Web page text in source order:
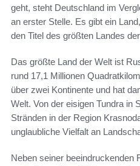
geht, steht Deutschland im
an erster Stelle. Es gibt ein
den Titel des größten Landes
Das größte Land der Welt ist
rund 17,1 Millionen
über zwei Kontinente und hat
Welt. Von der eisigen Tundra in
Stränden in der Region
unglaubliche Vielfalt an
Neben seiner beeindruckenden